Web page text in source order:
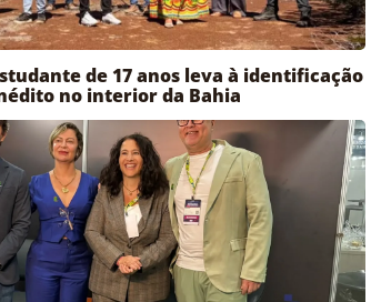
de 17 anos leva à identificação
no interior da Bahia